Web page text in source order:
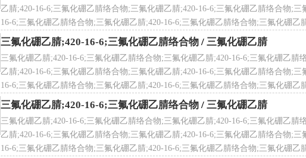
乙腈;420-16-6;三氟化硼乙腈络合物;三氟化硼乙腈;420-16-6;三氟化硼乙腈络合物;三
16-6;三氟化硼乙腈络合物;三氟化硼乙腈;420-16-6;三氟化硼乙腈络合物;三氟化硼乙
化硼乙腈络合物;三氟化硼乙腈;420-16-6;三氟化硼乙腈络合物;
三氟化硼乙腈;420-16-6;三氟化硼乙腈络合物 / 三氟化硼乙腈
三氟化硼乙腈;420-16-6;三氟化硼乙腈络合物;三氟化硼乙腈;420-16-6;三氟化硼乙腈
乙腈;420-16-6;三氟化硼乙腈络合物;三氟化硼乙腈;420-16-6;三氟化硼乙腈络合物;三
16-6;三氟化硼乙腈络合物;三氟化硼乙腈;420-16-6;三氟化硼乙腈络合物;三氟化硼乙
化硼乙腈络合物;三氟化硼乙腈;420-16-6;三氟化硼乙腈络合物;
三氟化硼乙腈;420-16-6;三氟化硼乙腈络合物 / 三氟化硼乙腈
三氟化硼乙腈;420-16-6;三氟化硼乙腈络合物;三氟化硼乙腈;420-16-6;三氟化硼乙腈
乙腈;420-16-6;三氟化硼乙腈络合物;三氟化硼乙腈;420-16-6;三氟化硼乙腈络合物;三
16-6;三氟化硼乙腈络合物;三氟化硼乙腈;420-16-6;三氟化硼乙腈络合物;三氟化硼乙